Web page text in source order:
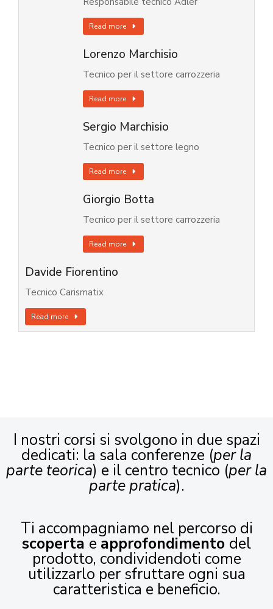
Read more
Lorenzo Marchisio
Tecnico per il settore carrozzeria
Read more
Sergio Marchisio
Tecnico per il settore legno
Read more
Giorgio Botta
Tecnico per il settore carrozzeria
Read more
Davide Fiorentino
Tecnico Carismatix
Read more
I nostri corsi si svolgono in due spazi
dedicati: la sala conferenze (per la
parte teorica) e il centro tecnico (per la
parte pratica).
Ti accompagniamo nel percorso di
scoperta e approfondimento del
prodotto, condividendoti come
utilizzarlo per sfruttare ogni sua
caratteristica e beneficio.